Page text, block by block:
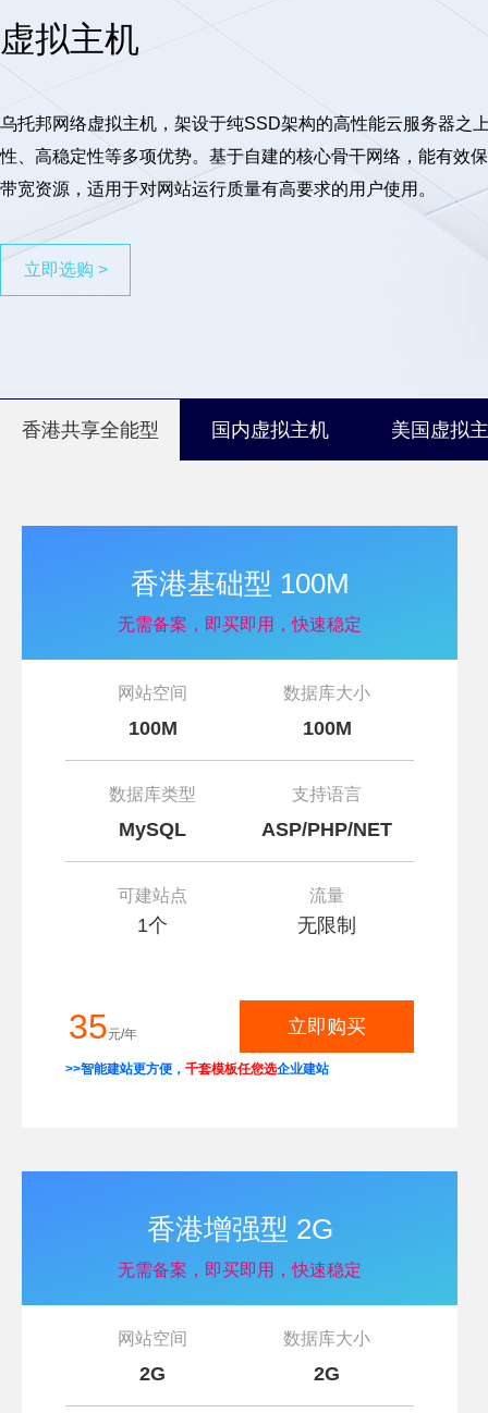
虚拟主机
乌托邦网络虚拟主机，架设于纯SSD架构的高性能云服务器之
性、高稳定性等多项优势。基于自建的核心骨干网络，能有效
带宽资源，适用于对网站运行质量有高要求的用户使用。
立即选购 >
香港共享全能型 国内虚拟主机 美国虚拟
香港基础型 100M
无需备案，即买即用，快速稳定
网站空间
100M
数据库大小
100M
数据库类型
MySQL
支持语言
ASP/PHP/NET
可建站点
1个
流量
无限制
35元/年 立即购买
>>智能建站更方便， 千套模板任您选企业建站
香港增强型 2G
无需备案，即买即用，快速稳定
网站空间
2G
数据库大小
2G